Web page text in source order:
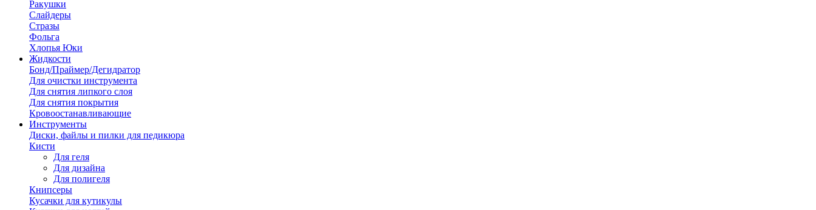
Ракушки
Слайдеры
Стразы
Фольга
Хлопья Юки
Жидкости
Бонд/Праймер/Дегидратор
Для очистки инструмента
Для снятия липкого слоя
Для снятия покрытия
Кровоостанавливающие
Инструменты
Диски, файлы и пилки для педикюра
Кисти
Для геля
Для дизайна
Для полигеля
Книпсеры
Кусачки для кутикулы